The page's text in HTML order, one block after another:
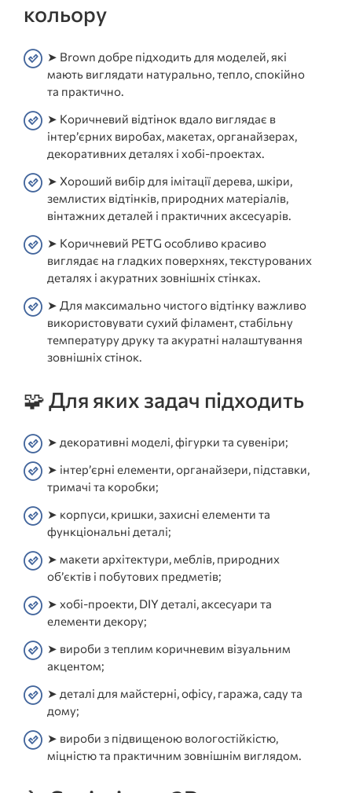
кольору
➤ Brown добре підходить для моделей, які
мають виглядати натурально, тепло, спокійно
та практично.
➤ Коричневий відтінок вдало виглядає в
інтер’єрних виробах, макетах, органайзерах,
декоративних деталях і хобі-проектах.
➤ Хороший вибір для імітації дерева, шкіри,
землистих відтінків, природних матеріалів,
вінтажних деталей і практичних аксесуарів.
➤ Коричневий PETG особливо красиво
виглядає на гладких поверхнях, текстурованих
деталях і акуратних зовнішніх стінках.
➤ Для максимально чистого відтінку важливо
використовувати сухий філамент, стабільну
температуру друку та акуратні налаштування
зовнішніх стінок.
🧩 Для яких задач підходить
➤ декоративні моделі, фігурки та сувеніри;
➤ інтер’єрні елементи, органайзери, підставки,
тримачі та коробки;
➤ корпуси, кришки, захисні елементи та
функціональні деталі;
➤ макети архітектури, меблів, природних
об’єктів і побутових предметів;
➤ хобі-проекти, DIY деталі, аксесуари та
елементи декору;
➤ вироби з теплим коричневим візуальним
акцентом;
➤ деталі для майстерні, офісу, гаража, саду та
дому;
➤ вироби з підвищеною вологостійкістю,
міцністю та практичним зовнішнім виглядом.